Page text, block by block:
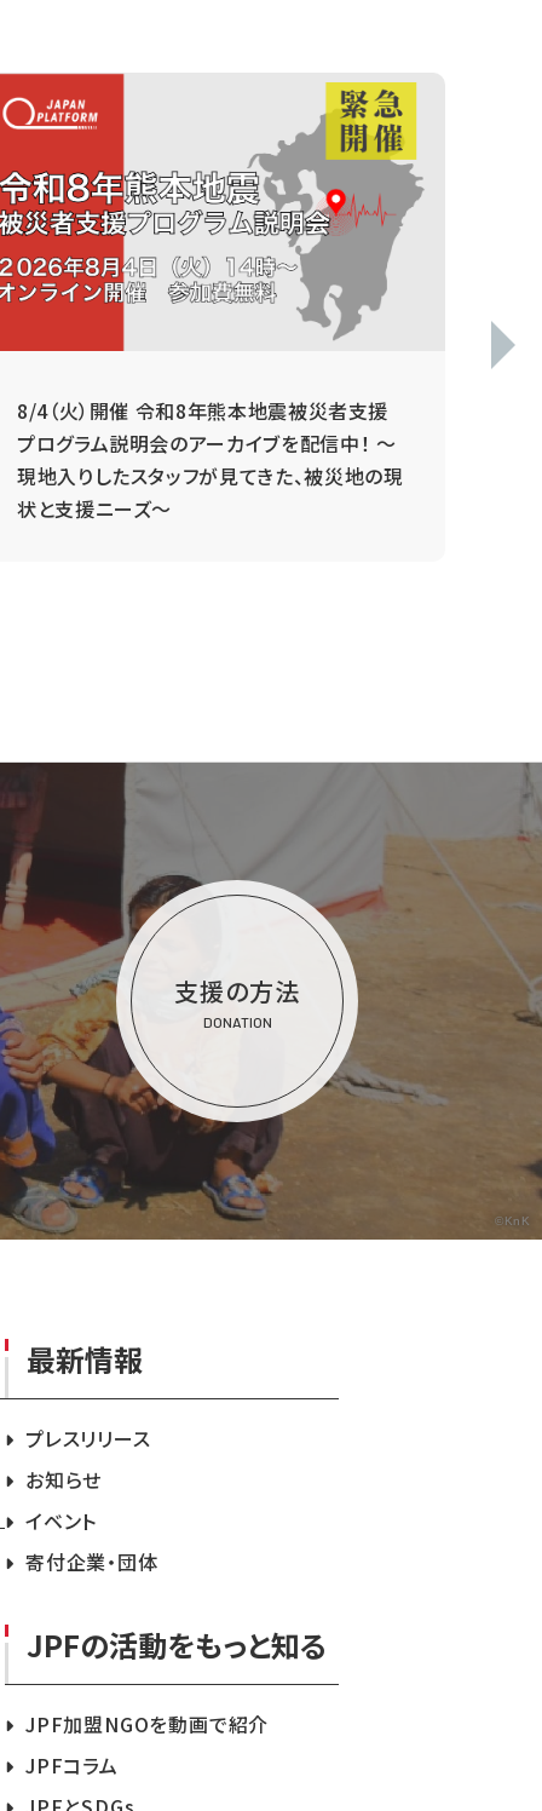
8/4（火）開催 令和8年熊本地震被災者支援
プログラム説明会のアーカイブを配信中！ ～
現地入りしたスタッフが見てきた、被災地の現
状と支援ニーズ～
支援の方法
DONATION
©KnK
最新情報
プレスリリース
お知らせ
イベント
寄付企業・団体
JPFの活動をもっと知る
JPF加盟NGOを動画で紹介
JPFコラム